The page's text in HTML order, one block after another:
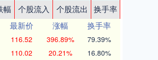
幅 个股流入 个股流出
换手率
最新价 涨幅
换手率
116.52 396.89% 79.39%
110.02 20.21% 16.80%